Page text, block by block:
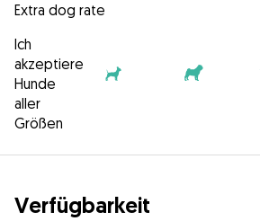
Extra dog rate
Ich
akzeptiere
Hunde
aller
Größen
Verfügbarkeit